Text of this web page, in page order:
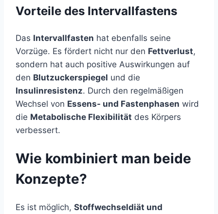
Vorteile des Intervallfastens
Das Intervallfasten hat ebenfalls seine
Vorzüge. Es fördert nicht nur den Fettverlust,
sondern hat auch positive Auswirkungen auf
den Blutzuckerspiegel und die
Insulinresistenz. Durch den regelmäßigen
Wechsel von Essens- und Fastenphasen wird
die Metabolische Flexibilität des Körpers
verbessert.
Wie kombiniert man beide
Konzepte?
Es ist möglich, Stoffwechseldiät und